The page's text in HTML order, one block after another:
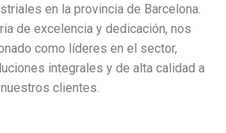
en la provincia de Barcelona.
de excelencia y dedicación, nos
como líderes en el sector,
integrales y de alta calidad a
nuestros clientes.